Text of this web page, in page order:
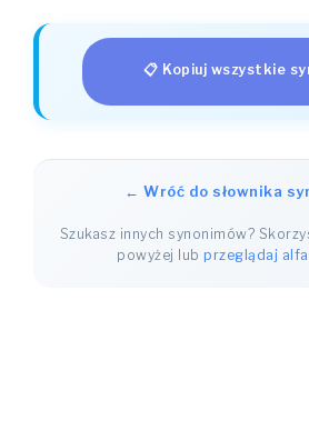
📋 Kopiuj wszystkie
← Wróć do słownika
Szukasz innych synonimów?
powyżej lubprzeglądaj